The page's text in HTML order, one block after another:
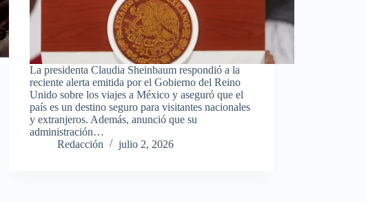
La presidenta Claudia Sheinbaum respondió a la
reciente alerta emitida por el Gobierno del Reino
Unido sobre los viajes a México y aseguró que el
país es un destino seguro para visitantes nacionales
y extranjeros. Además, anunció que su
administración…
Redacción
julio 2, 2026